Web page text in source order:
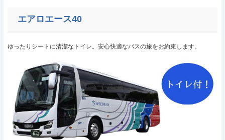
エアロエース40
ゆったりシートに清潔なトイレ。安心快適なバスの旅をお約束します。